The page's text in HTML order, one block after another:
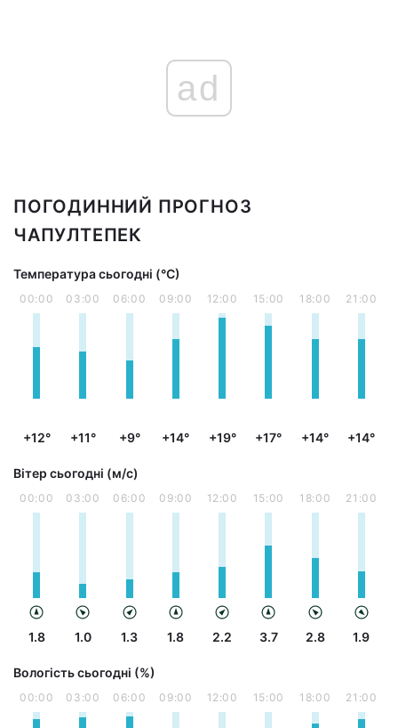
ad
ПОГОДИННИЙ ПРОГНОЗ
ЧАПУЛТЕПЕК
Температура сьогодні (°С)
00:00
+12°
03:00
+11°
06:00
+9°
09:00
+14°
12:00
+19°
15:00
+17°
18:00
+14°
21:00
+14°
Вітер сьогодні (м/с)
00:00
1.8
03:00
1.0
06:00
1.3
09:00
1.8
12:00
2.2
15:00
3.7
18:00
2.8
21:00
1.9
Вологість сьогодні (%)
00:00 03:00 06:00 09:00 12:00 15:00 18:00 21:00